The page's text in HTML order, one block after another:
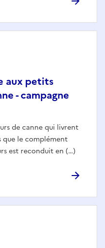
aux petits
- campagne
de canne qui livrent
que le complément
est reconduit en (…)